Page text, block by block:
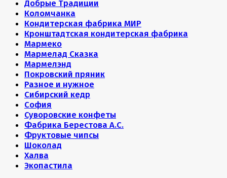
Добрые Традиции
Коломчанка
Кондитерская фабрика МИР
Кронштадтская кондитерская фабрика
Мармеко
Мармелад Сказка
Мармелэнд
Покровский пряник
Разное и нужное
Сибирский кедр
София
Суворовские конфеты
Фабрика Берестова А.С.
Фруктовые чипсы
Шоколад
Халва
Экопастила